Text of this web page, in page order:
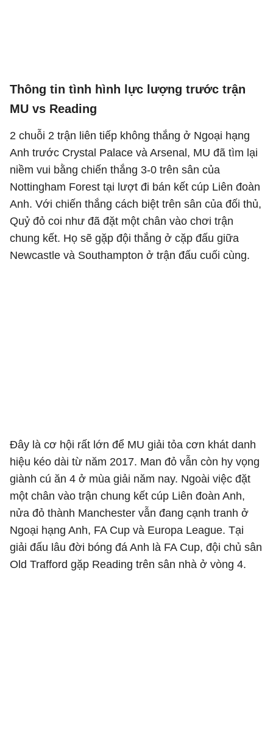
Thông tin tình hình lực lượng trước trận
MU vs Reading
2 chuỗi 2 trận liên tiếp không thắng ở Ngoại hạng
Anh trước Crystal Palace và Arsenal, MU đã tìm lại
niềm vui bằng chiến thắng 3-0 trên sân của
Nottingham Forest tại lượt đi bán kết cúp Liên đoàn
Anh. Với chiến thắng cách biệt trên sân của đối thủ,
Quỷ đỏ coi như đã đặt một chân vào chơi trận
chung kết. Họ sẽ gặp đội thắng ở cặp đấu giữa
Newcastle và Southampton ở trận đấu cuối cùng.
Đây là cơ hội rất lớn để MU giải tỏa cơn khát danh
hiệu kéo dài từ năm 2017. Man đỏ vẫn còn hy vọng
giành cú ăn 4 ở mùa giải năm nay. Ngoài việc đặt
một chân vào trận chung kết cúp Liên đoàn Anh,
nửa đỏ thành Manchester vẫn đang cạnh tranh ở
Ngoại hạng Anh, FA Cup và Europa League. Tại
giải đấu lâu đời bóng đá Anh là FA Cup, đội chủ sân
Old Trafford gặp Reading trên sân nhà ở vòng 4.